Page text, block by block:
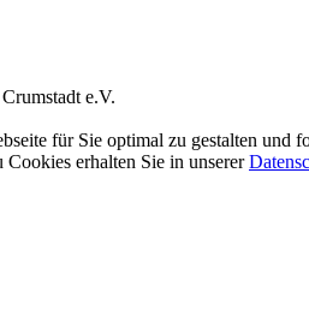
e.V.
für Sie optimal zu gestalten
erhalten Sie in unserer